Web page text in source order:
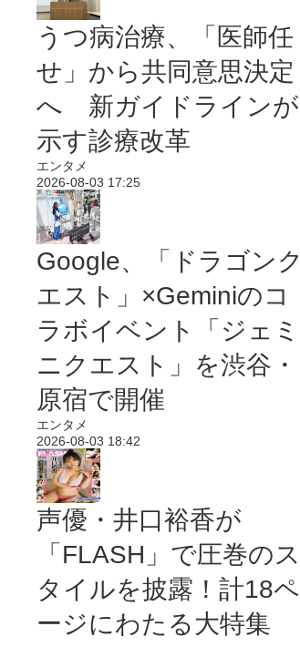
うつ病治療、「医師任
せ」から共同意思決定
へ 新ガイドラインが
示す診療改革
エンタメ
2026-08-03 17:25
Google、「ドラゴンク
エスト」×Geminiのコ
ラボイベント「ジェミ
ニクエスト」を渋谷・
原宿で開催
エンタメ
2026-08-03 18:42
声優・井口裕香が
「FLASH」で圧巻のス
タイルを披露！計18ペ
ージにわたる大特集